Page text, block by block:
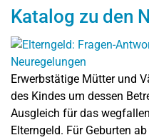
Katalog zu den
Erwerbstätige Mütter und
des Kindes um dessen
Ausgleich für das
Elterngeld. Für Geburten